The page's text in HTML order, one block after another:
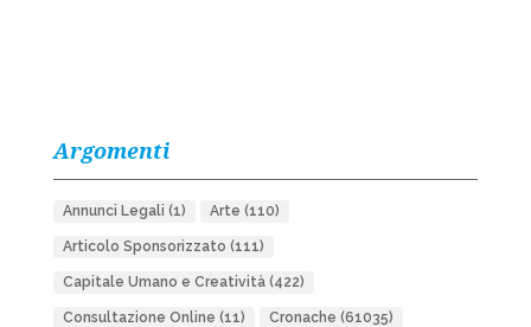
Argomenti
Annunci Legali (1) Arte (110)
Articolo Sponsorizzato (111)
Capitale Umano e Creatività(422)
Consultazione Online (11) Cronache (61035)